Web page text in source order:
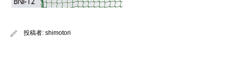
投稿者: shimotori